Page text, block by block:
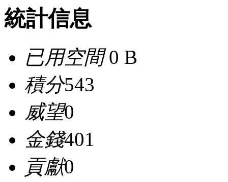
統計信息
已用空間0 B
積分543
威望0
金錢401
貢獻0